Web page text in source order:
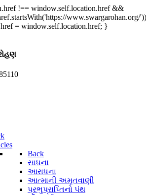
!== window.self.location.href &&
www.swargarohan.org/'))
= window.self.location.href; }
Back
સાધના
આરાધના
આત્માની અમૃતવાણી
પ્રભુપ્રાપ્તિનો પંથ